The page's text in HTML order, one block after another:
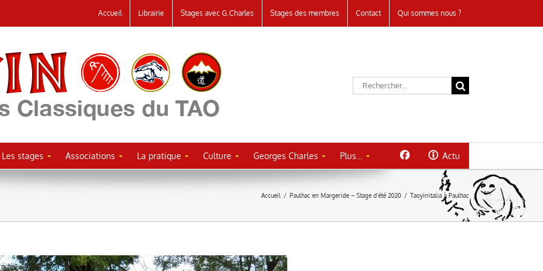
Accueil Librairie Stages avec G.Charles Stages des membres Contact Qui sommes nous ?
Rechercher:
Les stages Associations La pratique Culture Georges Charles Plus… Actu
Accueil / Paulhac en Margeride – Stage d’été 2020 / Taoyinitalia à Paulhac